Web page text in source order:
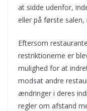
at sidde udenfor,
eller på første salen,
Eftersom
restriktionerne er
mulighed for at
modsat andre
ændringer i deres
regler om afstand